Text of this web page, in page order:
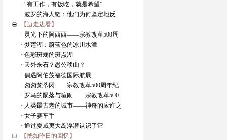
· “有工作，有饭吃，就是希望”
· 波罗的海人链：他们为何坚定地反
【边走边看】
· 灵光下的阿西西——宗教改革500周
· 梦莲湖：蔚蓝色的冰川水潭
· 色彩斑斓的斑点湖
· 天外来石？愚公移山？
· 偶遇阿伯茨福德国际航展
· 匆匆梵蒂冈——宗教改革500周年纪
· 罗马的陨落与喧闹——宗教改革500
· 人类最古老的城市——神奇的应许之
· 女子赛车手
· 通过夏威夷大岛浮潜认识了它
【恍如昨日的回忆】